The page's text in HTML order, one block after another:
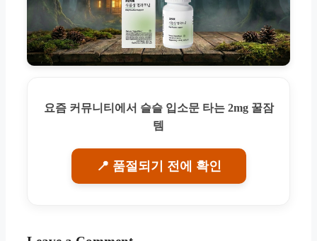
요즘 커뮤니티에서 슬슬 입소문 타는 2mg 꿀잠
템
📍 품절되기 전에 확인